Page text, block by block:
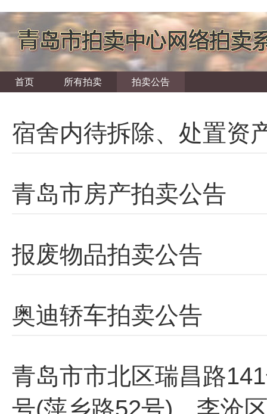
首页 所有拍卖 拍卖公告
宿舍内待拆除、处置资
青岛市房产拍卖公告
报废物品拍卖公告
奥迪轿车拍卖公告
青岛市市北区瑞昌路
号(萍乡路52号)、李沧